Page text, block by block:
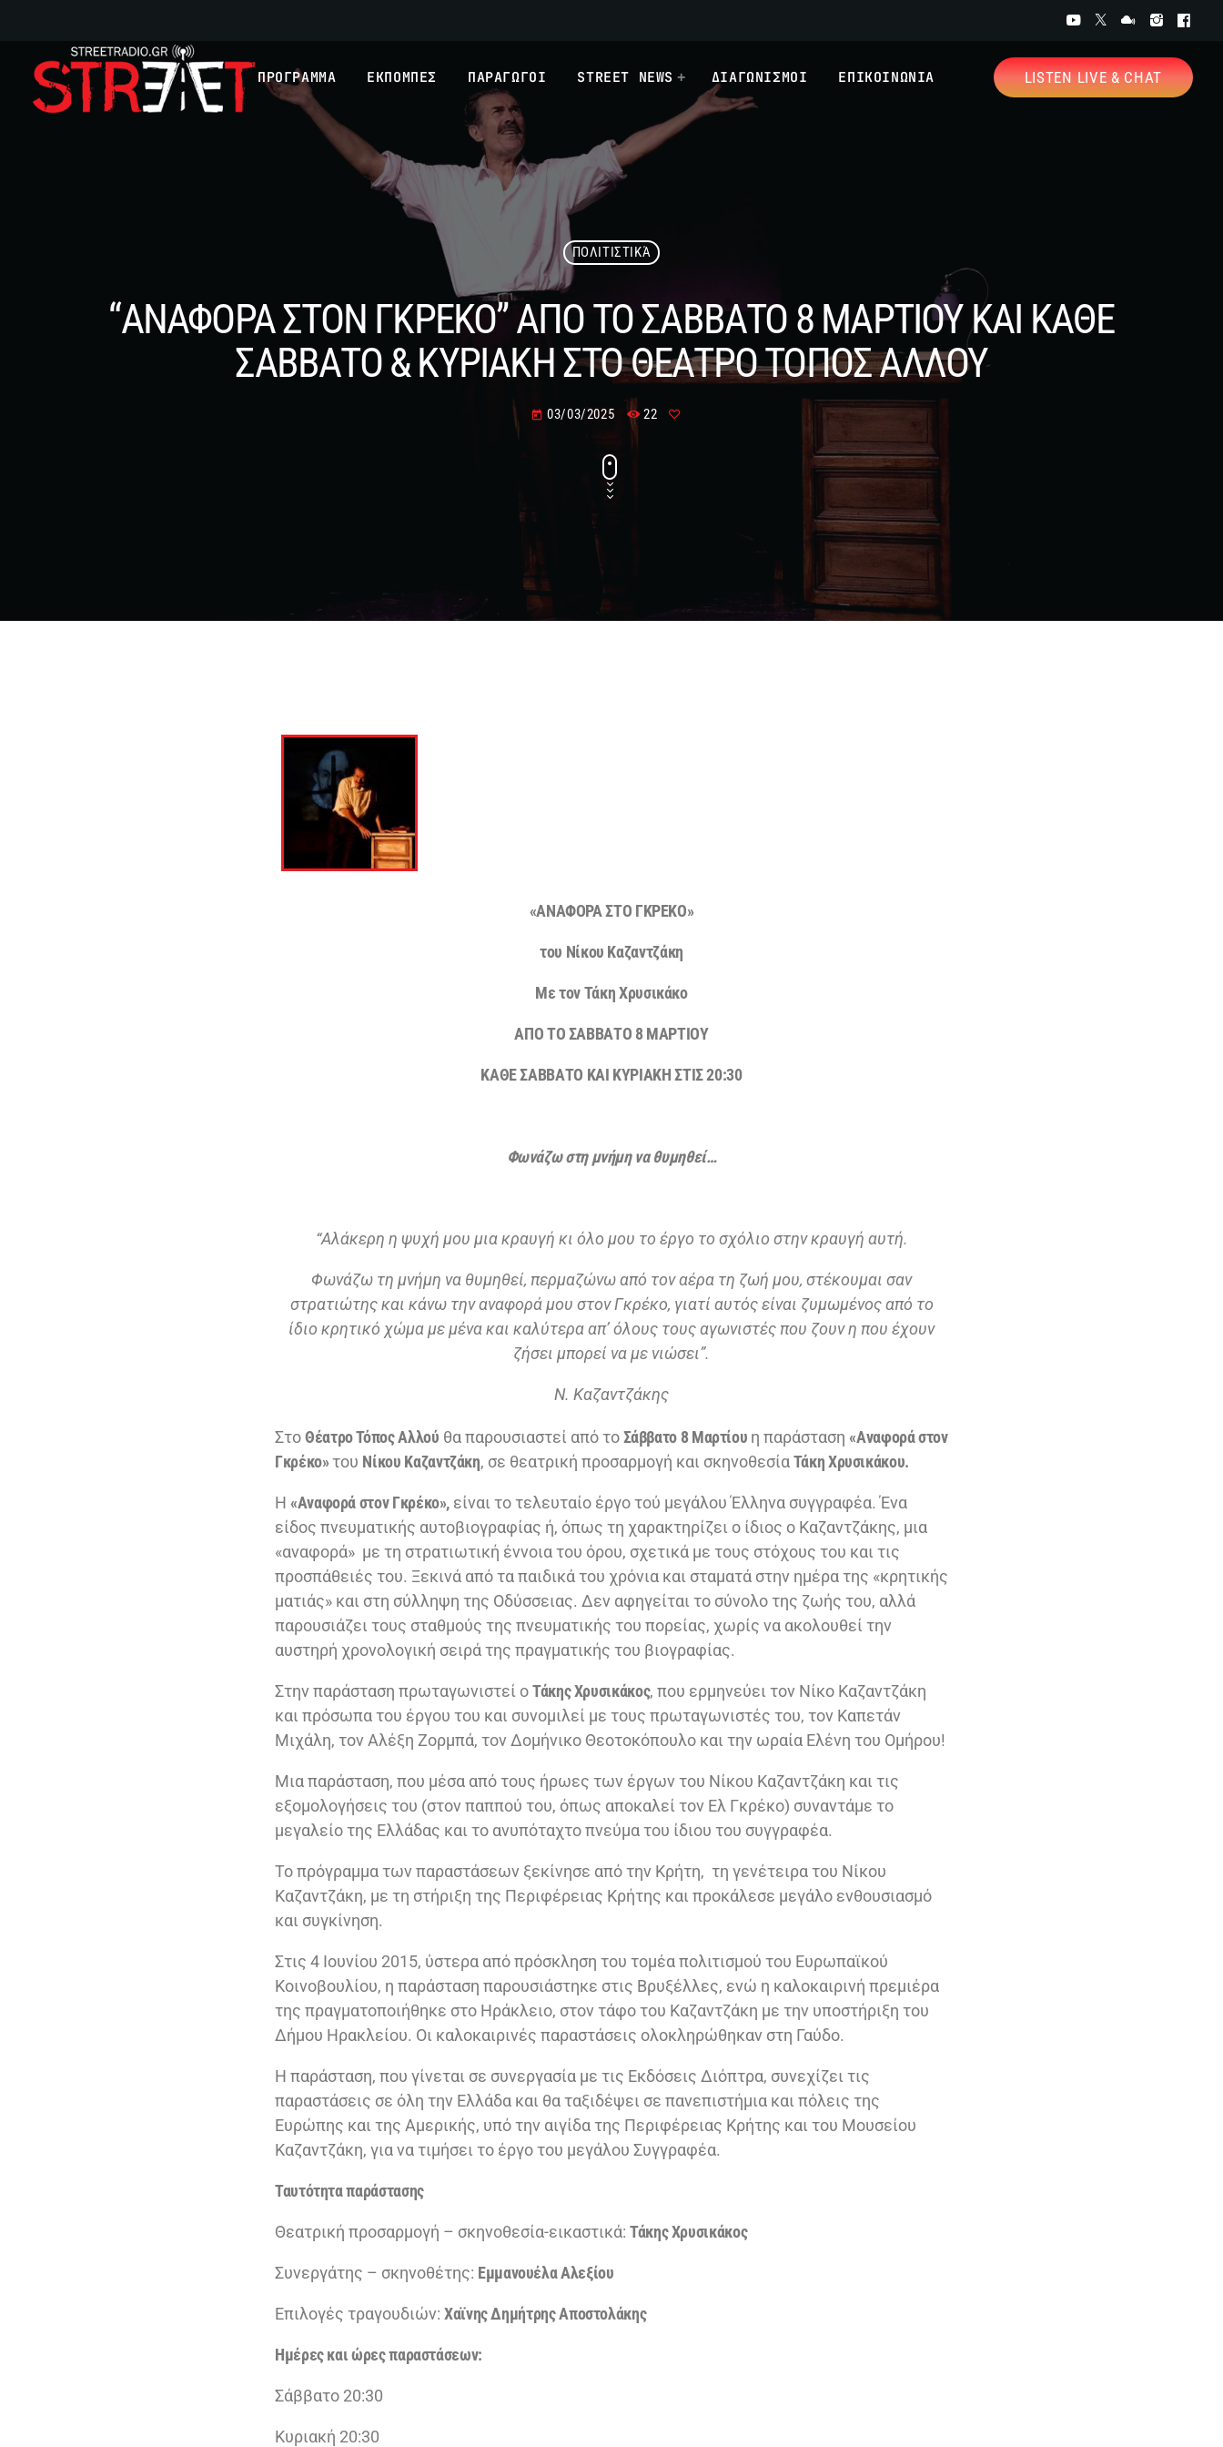
ΠΡΟΓΡΑΜΜΑ ΕΚΠΟΜΠΕΣ ΠΑΡΑΓΩΓΟΙ STREET NEWS ΔΙΑΓΩΝΙΣΜΟΙ ΕΠΙΚΟΙΝΩΝΙΑ LISTEN LIVE & CHAT
ΠΟΛΙΤΙΣΤΙΚΆ
“ΑΝΑΦΟΡΑ ΣΤΟΝ ΓΚΡΕΚΟ” ΑΠΟ ΤΟ ΣΑΒΒΑΤΟ 8 ΜΑΡΤΙΟΥ ΚΑΙ ΚΑΘΕ
ΣΑΒΒΑΤΟ & ΚΥΡΙΑΚΗ ΣΤΟ ΘΕΑΤΡΟ ΤΟΠΟΣ ΑΛΛΟΥ
today 03/03/2025 22
«ΑΝΑΦΟΡΑ ΣΤΟ ΓΚΡΕΚΟ»
του Νίκου Καζαντζάκη
Με τον Τάκη Χρυσικάκο
ΑΠΟ ΤΟ ΣΑΒΒΑΤΟ 8 ΜΑΡΤΙΟΥ
ΚΑΘΕ ΣΑΒΒΑΤΟ ΚΑΙ ΚΥΡΙΑΚΗ ΣΤΙΣ 20:30
Φωνάζω στη μνήμη να θυμηθεί…
“Αλάκερη η ψυχή μου μια κραυγή κι όλο μου το έργο το σχόλιο στην κραυγή αυτή.
Φωνάζω τη μνήμη να θυμηθεί, περμαζώνω από τον αέρα τη ζωή μου, στέκουμαι σαν
στρατιώτης και κάνω την αναφορά μου στον Γκρέκο, γιατί αυτός είναι ζυμωμένος από το
ίδιο κρητικό χώμα με μένα και καλύτερα απ’ όλους τους αγωνιστές που ζουν η που έχουν
ζήσει μπορεί να με νιώσει”.
Ν. Καζαντζάκης
ΣτοΘέατρο Τόπος Αλλού θα παρουσιαστεί από τοΣάββατο 8 Μαρτίου η παράσταση«Αναφορά στον
Γκρέκο»του Νίκου Καζαντζάκη, σε θεατρική προσαρμογή και σκηνοθεσίαΤάκη Χρυσικάκου.
Η «Αναφορά στον Γκρέκο», είναι το τελευταίο έργο τού μεγάλου Έλληνα συγγραφέα. Ένα
είδος πνευματικής αυτοβιογραφίας ή, όπως τη χαρακτηρίζει ο ίδιος ο Καζαντζάκης, μια
«αναφορά» με τη στρατιωτική έννοια του όρου, σχετικά με τους στόχους του και τις
προσπάθειές του. Ξεκινά από τα παιδικά του χρόνια και σταματά στην ημέρα της «κρητικής
ματιάς» και στη σύλληψη της Οδύσσειας. Δεν αφηγείται το σύνολο της ζωής του, αλλά
παρουσιάζει τους σταθμούς της πνευματικής του πορείας, χωρίς να ακολουθεί την
αυστηρή χρονολογική σειρά της πραγματικής του βιογραφίας.
Στην παράσταση πρωταγωνιστεί οΤάκης Χρυσικάκος, που ερμηνεύει τον Νίκο Καζαντζάκη
και πρόσωπα του έργου του και συνομιλεί με τους πρωταγωνιστές του, τον Καπετάν
Μιχάλη, τον Αλέξη Ζορμπά, τον Δομήνικο Θεοτοκόπουλο και την ωραία Ελένη του Ομήρου!
Μια παράσταση, που μέσα από τους ήρωες των έργων του Νίκου Καζαντζάκη και τις
εξομολογήσεις του (στον παππού του, όπως αποκαλεί τον Ελ Γκρέκο) συναντάμε το
μεγαλείο της Ελλάδας και το ανυπόταχτο πνεύμα του ίδιου του συγγραφέα.
Το πρόγραμμα των παραστάσεων ξεκίνησε από την Κρήτη, τη γενέτειρα του Νίκου
Καζαντζάκη, με τη στήριξη της Περιφέρειας Κρήτης και προκάλεσε μεγάλο ενθουσιασμό
και συγκίνηση.
Στις 4 Ιουνίου 2015, ύστερα από πρόσκληση του τομέα πολιτισμού του Ευρωπαϊκού
Κοινοβουλίου, η παράσταση παρουσιάστηκε στις Βρυξέλλες, ενώ η καλοκαιρινή πρεμιέρα
της πραγματοποιήθηκε στο Ηράκλειο, στον τάφο του Καζαντζάκη με την υποστήριξη του
Δήμου Ηρακλείου. Οι καλοκαιρινές παραστάσεις ολοκληρώθηκαν στη Γαύδο.
Η παράσταση, που γίνεται σε συνεργασία με τις Εκδόσεις Διόπτρα, συνεχίζει τις
παραστάσεις σε όλη την Ελλάδα και θα ταξιδέψει σε πανεπιστήμια και πόλεις της
Ευρώπης και της Αμερικής, υπό την αιγίδα της Περιφέρειας Κρήτης και του Μουσείου
Καζαντζάκη, για να τιμήσει το έργο του μεγάλου Συγγραφέα.
Ταυτότητα παράστασης
Θεατρική προσαρμογή – σκηνοθεσία-εικαστικά: Τάκης Χρυσικάκος
Συνεργάτης – σκηνοθέτης: Εμμανουέλα Αλεξίου
Επιλογές τραγουδιών: Χαϊνης Δημήτρης Αποστολάκης
Ημέρες και ώρες παραστάσεων:
Σάββατο 20:30
Κυριακή 20:30